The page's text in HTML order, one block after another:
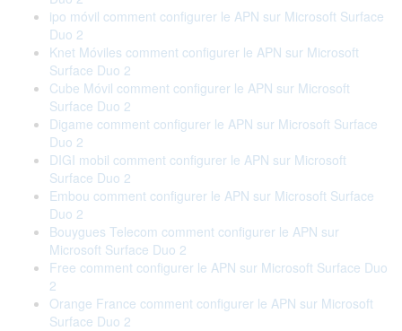
ipo móvil comment configurer le APN sur Microsoft Surface
Duo 2
Knet Móviles comment configurer le APN sur Microsoft
Surface Duo 2
Cube Móvil comment configurer le APN sur Microsoft
Surface Duo 2
Digame comment configurer le APN sur Microsoft Surface
Duo 2
DIGI mobil comment configurer le APN sur Microsoft
Surface Duo 2
Embou comment configurer le APN sur Microsoft Surface
Duo 2
Bouygues Telecom comment configurer le APN sur
Microsoft Surface Duo 2
Free comment configurer le APN sur Microsoft Surface Duo
2
Orange France comment configurer le APN sur Microsoft
Surface Duo 2